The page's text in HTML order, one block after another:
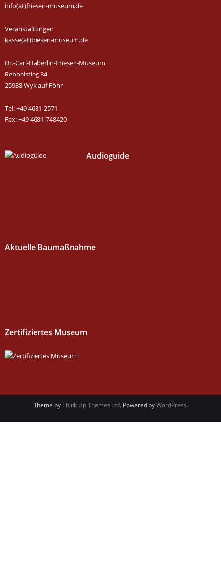
info(at)friesen-museum.de
Veranstaltungen
kasse(at)friesen-museum.de
Dr.-Carl-Häberlin-Friesen-Museum
Rebbelstieg 34
25938 Wyk auf Föhr
Tel: +49 4681-2571
Fax: +49 4681-748420
Audioguide
Aktuelle Baumaßnahme
Zertifiziertes Museum
Theme byThink Up Themes Ltd. Powered byWordPress.